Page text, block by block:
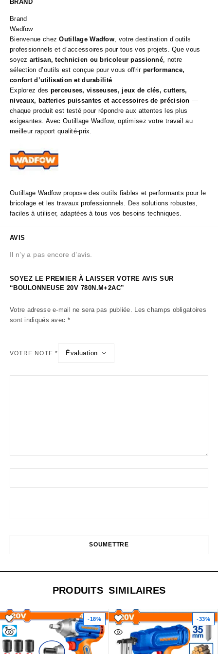
BRAND
Brand
Wadfow
Bienvenue chezOutillage Wadfow, votre destination d’outils
professionnels et d’accessoires pour tous vos projets. Que vous
soyez artisan, technicien ou bricoleur passionné, notre
sélection d’outils est conçue pour vous offrir performance,
confort d’utilisation et durabilité.
Explorez des perceuses, visseuses, jeux de clés, cutters,
niveaux, batteries puissantes et accessoires de précision —
chaque produit est testé pour répondre aux attentes les plus
exigeantes. Avec Outillage Wadfow, optimisez votre travail au
meilleur rapport qualité‑prix.
Outillage Wadfow propose des outils fiables et performants pour le
bricolage et les travaux professionnels. Des solutions robustes,
faciles à utiliser, adaptées à tous vos besoins techniques.
AVIS
Il n’y a pas encore d’avis.
SOYEZ LE PREMIER À LAISSER VOTRE AVIS SUR
“BOULONNEUSE 20V 780N.M+2AC”
Votre adresse e-mail ne sera pas publiée. Les champs obligatoires
sont indiqués avec *
VOTRE NOTE*
PRODUITS SIMILAIRES
-18% -33%